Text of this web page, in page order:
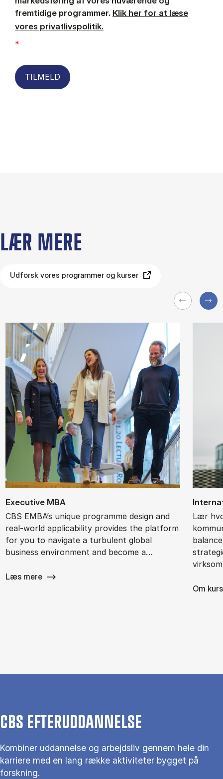
fremtidige programmer. Klik her for at læse
vores privatlivspolitik.
*
TILMELD
LÆR MERE
Udforsk vores programmer og kurser
Ex­ec­ut­ive MBA
CBS EMBA’s unique programme design and
real-world applicability provides the platform
for you to navigate a turbulent global
business environment and become a…
Læs mere
Lær
Om
CBS EFTERUDDANNELSE
Kombiner uddannelse og arbejdsliv gennem hele din
karriere med en lang række aktiviteter bygget på
forskning.